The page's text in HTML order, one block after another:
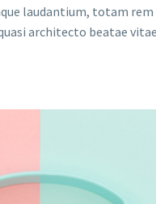
laudantium, totam rem
architecto beatae